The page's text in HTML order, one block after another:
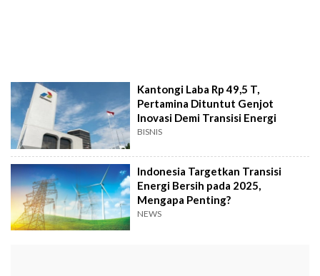
Kantongi Laba Rp 49,5 T,
Pertamina Dituntut Genjot
Inovasi Demi Transisi Energi
BISNIS
Indonesia Targetkan Transisi
Energi Bersih pada 2025,
Mengapa Penting?
NEWS